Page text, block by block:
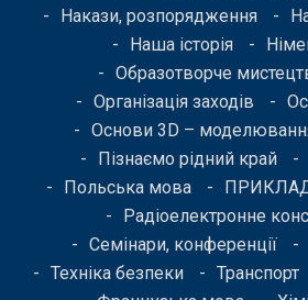
Накази, розпорядження
Наша історія
Образотворче
Організація заходів
Основи 3D –
Пізнаємо рідний край
Польська мова
Радіоелектронне
Семінари, конференції
Техніка безпеки
Транспорт